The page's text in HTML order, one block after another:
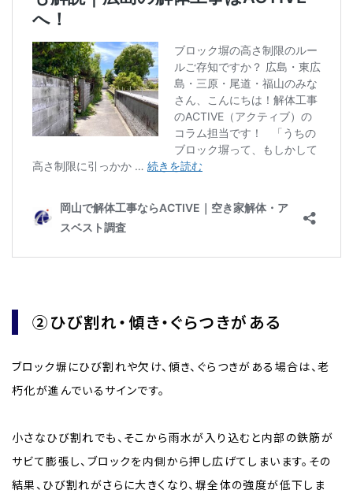
②ひび割れ・傾き・ぐらつきがある
ブロック塀にひび割れや欠け、傾き、ぐらつきがある場合は、老
朽化が進んでいるサインです。
小さなひび割れでも、そこから雨水が入り込むと内部の鉄筋が
サビて膨張し、ブロックを内側から押し広げてしまいます。その
結果、ひび割れがさらに大きくなり、塀全体の強度が低下しま